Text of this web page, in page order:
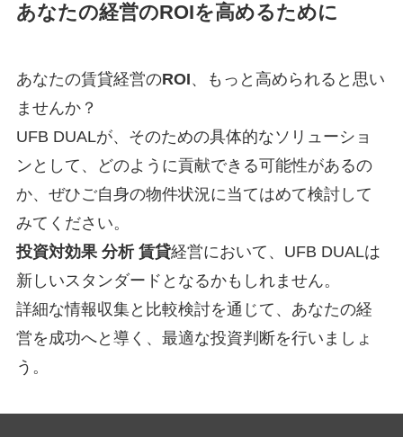
あなたの経営のROIを高めるために
あなたの賃貸経営のROI、もっと高められると思い
ませんか？
UFB DUALが、そのための具体的なソリューショ
ンとして、どのように貢献できる可能性があるの
か、ぜひご自身の物件状況に当てはめて検討して
みてください。
投資対効果 分析 賃貸経営において、UFB DUALは
新しいスタンダードとなるかもしれません。
詳細な情報収集と比較検討を通じて、あなたの経
営を成功へと導く、最適な投資判断を行いましょ
う。